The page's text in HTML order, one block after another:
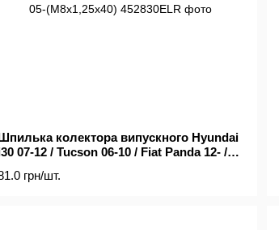
колектора випускного Hyundai
07-12 / Tucson 06-10 / Fiat Panda 12- /
грн/шт.